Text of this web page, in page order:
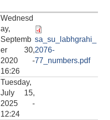
Wednesd
ay,
Septemb
er 30,
2020 -
16:26
sa_su_labhgrahi_
2076-
77_numbers.pdf
Tuesday,
July 15,
2025 -
12:24